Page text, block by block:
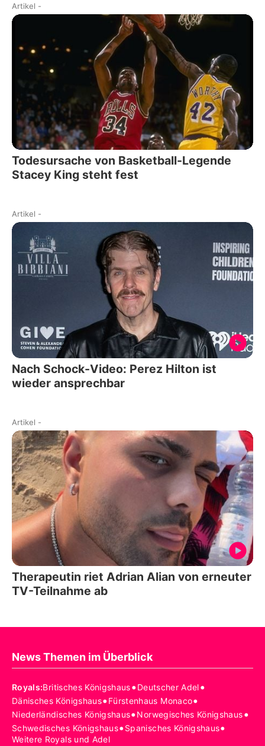
Artikel -
Todesursache von Basketball-Legende
Stacey King steht fest
Artikel -
Nach Schock-Video: Perez Hilton ist
wieder ansprechbar
Artikel -
Therapeutin riet Adrian Alian von erneuter
TV-Teilnahme ab
News Themen im Überblick
Royals:Britisches Königshaus•Deutscher Adel•
Dänisches Königshaus•Fürstenhaus Monaco•
Niederländisches Königshaus•Norwegisches Königshaus•
Schwedisches Königshaus•Spanisches Königshaus•
Weitere Royals und Adel